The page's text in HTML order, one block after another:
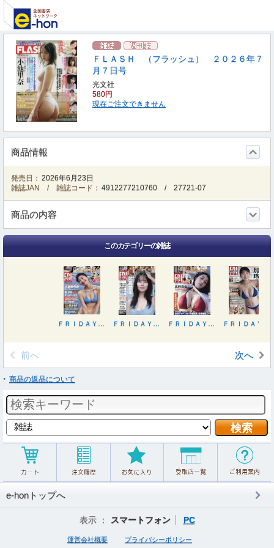
ＦＬＡＳＨ （フラッシュ） ２０２６年７
月７日号
光文社
580円
現在ご注文できません
商品情報
発売日： 2026年6月23日
雑誌JAN / 雑誌コード： 4912277210760 /27721-07
商品の内容
このカテゴリーの雑誌
前へ 次へ
商品の返品について
e-honトップへ
表示 ： スマートフォン PC
運営会社概要 プライバシーポリシー